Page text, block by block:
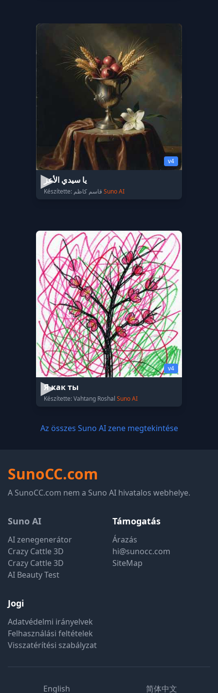
v4
يا سيدي الأعز
Suno AI
v4
Я как ты
Készítette: Vahtang Roshal Suno AI
Az összes Suno AI zene megtekintése
SunoCC.com
A SunoCC.com nem a Suno AI hivatalos webhelye.
Suno AI
AI zenegenerátor
Crazy Cattle 3D
Crazy Cattle 3D
AI Beauty Test
Támogatás
Árazás
hi@sunocc.com
SiteMap
Jogi
Adatvédelmi irányelvek
Felhasználási feltételek
Visszatérítési szabályzat
English 简体中文